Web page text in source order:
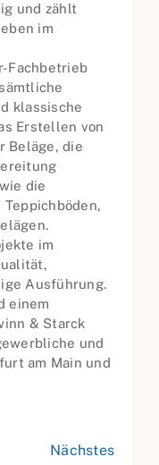
und zählt
im
Fachbetrieb
klassische
Erstellen von
Beläge, die
die
Teppichböden,
im
Ausführung.
einem
& Starck
und
am Main und
Nächstes